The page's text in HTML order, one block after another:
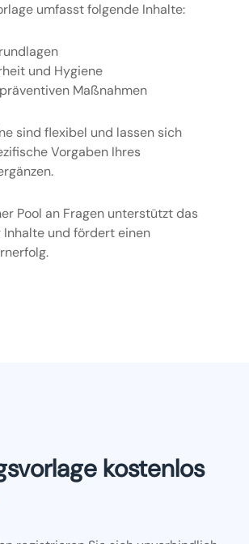
umfasst folgende Inhalte:
und Hygiene
Maßnahmen
sind flexibel und lassen sich
Vorgaben Ihres
Pool an Fragen unterstützt das
und fördert einen
kostenlos